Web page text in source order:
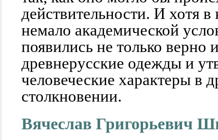
действительности. И хотя
немало академической
появились не только верно
древнерусские одежды и
человеческие характеры в
столкновении.
Вячеслав Григорьевич